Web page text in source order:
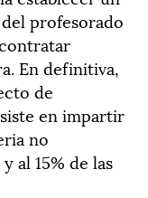
profesorado
En definitiva,
de
en impartir
no
al 15% de las